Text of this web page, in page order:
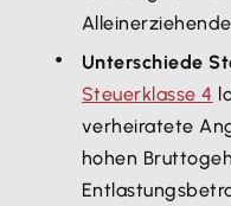
Unterschiede
Steuerklasse 4
verheiratete
hohen